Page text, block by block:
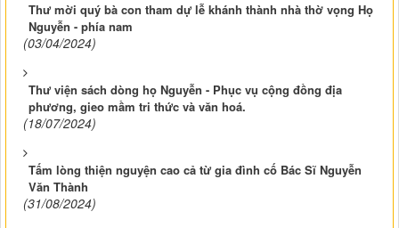
Thư mời quý bà con tham dự lễ khánh thành nhà thờ vọng Họ
Nguyễn - phía nam
(03/04/2024)
Thư viện sách dòng họ Nguyễn - Phục vụ cộng đồng địa
phương, gieo mầm tri thức và văn hoá.
(18/07/2024)
Tấm lòng thiện nguyện cao cả từ gia đình cố Bác Sĩ Nguyễn
Văn Thành
(31/08/2024)